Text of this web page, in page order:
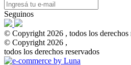
Seguinos
© Copyright 2026 , todos los derechos
© Copyright 2026 ,
todos los derechos reservados